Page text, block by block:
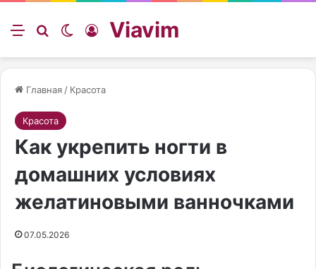
Меню ИскатьSwitch skin
Войти
Viavim
Главная / Красота
Красота
Как укрепить ногти в
домашних условиях
желатиновыми ванночками
07.05.2026